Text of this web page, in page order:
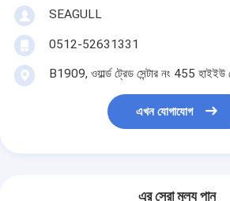
SEAGULL
0512-52631331
B1909, ওয়ার্ল্ড ট্রেড সেন্টার নং 455 হাইইউ
এখন যোগাযোগ
এর সেরা মূল্য পান